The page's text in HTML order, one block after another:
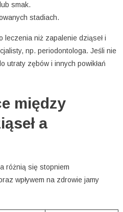
smak.
stadiach.
niż zapalenie dziąseł i
np. periodontologa. Jeśli nie
utraty zębów i innych powikłań
między
a
różnią się stopniem
wpływem na zdrowie jamy